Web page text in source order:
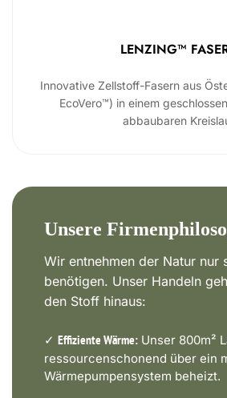
LENZING™
Innovative Zellstoff-Fasern aus
EcoVero™) in einem
abbaubaren
Unsere
Wir entnehmen der Natur nur
benötigen. Unser Handeln
den Stoff hinaus:
✓ Effiziente Wärme: Unser 800m²
ressourcenschonend über ein
Wärmepumpensystem beheizt.